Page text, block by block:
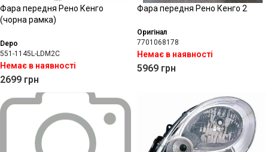
Фара передня Рено Кенго
(чорна рамка)
Depo
551-1145L-LDM2C
Немає в наявності
2699 грн
Фара передня Рено Кенго 2
Оригінал
7701068178
Немає в наявності
5969 грн